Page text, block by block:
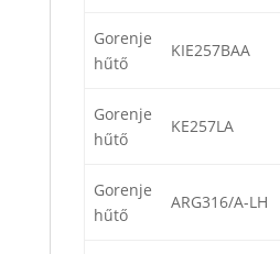
Gorenje
hűtő
KIE257BAA
Gorenje
hűtő
KE257LA
Gorenje
hűtő
ARG316/A-LH